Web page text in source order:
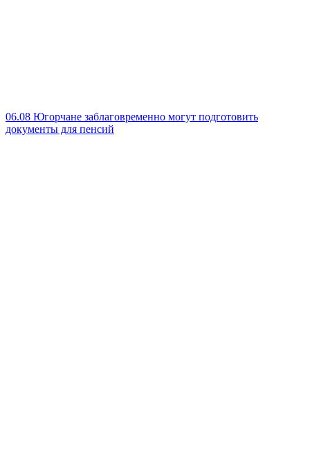
06.08 Югорчане заблаговременно могут подготовить
документы для пенсий